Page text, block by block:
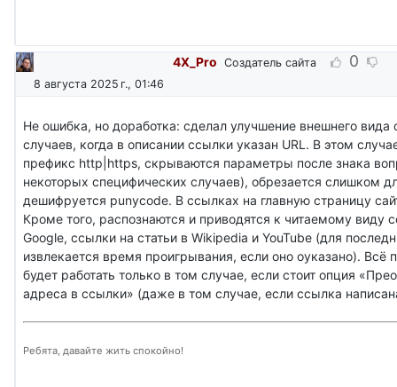
4X_Pro Создатель сайта 0
8 августа 2025 г., 01:46
Не ошибка, но доработка: сделал улучшение внешнего вида
случаев, когда в описании ссылки указан URL. В этом
префикс http|https, скрываются параметры после знака
некоторых специфических случаев), обрезается слишком
дешифруется punycode. В ссылках на главную страницу
Кроме того, распознаются и приводятся к читаемому виду
Google, ссылки на статьи в Wikipedia и YouTube (для
извлекается время проигрывания, если оно оуказано). Всё
будет работать только в том случае, если стоит опция
адреса в ссылки» (даже в том случае, если ссылка
Ребята, давайте жить спокойно!